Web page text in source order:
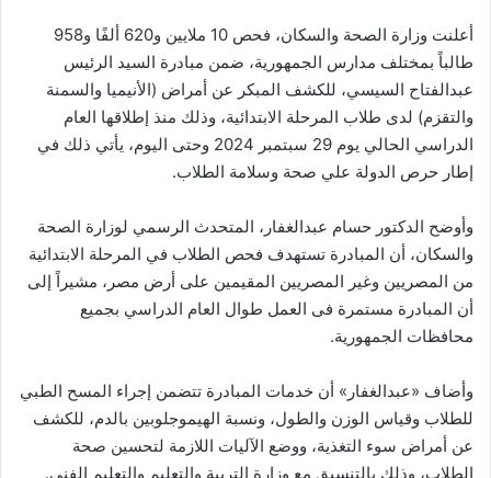
أعلنت وزارة الصحة والسكان، فحص 10 ملايين و620 ألفًا و958
طالباً بمختلف مدارس الجمهورية، ضمن مبادرة السيد الرئيس
عبدالفتاح السيسي، للكشف المبكر عن أمراض (الأنيميا والسمنة
والتقزم) لدى طلاب المرحلة الابتدائية، وذلك منذ إطلاقها العام
الدراسي الحالي يوم 29 سبتمبر 2024 وحتى اليوم، يأتي ذلك في
إطار حرص الدولة علي صحة وسلامة الطلاب.
وأوضح الدكتور حسام عبدالغفار، المتحدث الرسمي لوزارة الصحة
والسكان، أن المبادرة تستهدف فحص الطلاب في المرحلة الابتدائية
من المصريين وغير المصريين المقيمين على أرض مصر، مشيراً إلى
أن المبادرة مستمرة فى العمل طوال العام الدراسي بجميع
محافظات الجمهورية.
وأضاف «عبدالغفار» أن خدمات المبادرة تتضمن إجراء المسح الطبي
للطلاب وقياس الوزن والطول، ونسبة الهيموجلوبين بالدم، للكشف
عن أمراض سوء التغذية، ووضع الآليات اللازمة لتحسين صحة
الطلاب، وذلك بالتنسيق مع وزارة التربية والتعليم والتعليم الفني.